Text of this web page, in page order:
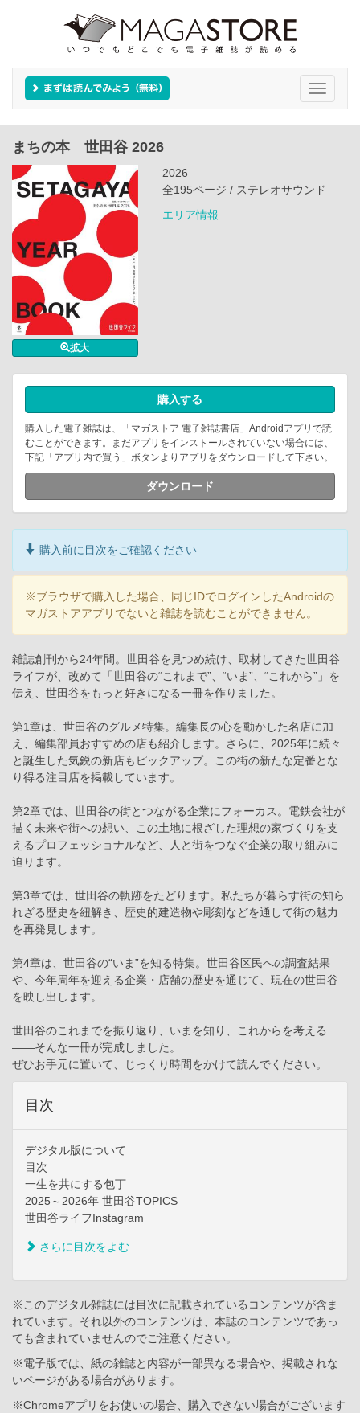
Toggle
まちの本 世田谷 2026
拡大
2026
全195ページ / ステレオサウンド
エリア情報
購入する
購入した電子雑誌は、「マガストア 電子雑誌書店」Androidアプリで読
むことができます。まだアプリをインストールされていない場合には、
下記「アプリ内で買う」ボタンよりアプリをダウンロードして下さい。
ダウンロード
購入前に目次をご確認ください
※ブラウザで購入した場合、同じIDでログインしたAndroidの
マガストアアプリでないと雑誌を読むことができません。
雑誌創刊から24年間。世田谷を見つめ続け、取材してきた世田谷
ライフが、改めて「世田谷の“これまで”、“いま”、“これから”」を
伝え、世田谷をもっと好きになる一冊を作りました。
第1章は、世田谷のグルメ特集。編集長の心を動かした名店に加
え、編集部員おすすめの店も紹介します。さらに、2025年に続々
と誕生した気鋭の新店もピックアップ。この街の新たな定番とな
り得る注目店を掲載しています。
第2章では、世田谷の街とつながる企業にフォーカス。電鉄会社が
描く未来や街への想い、この土地に根ざした理想の家づくりを支
えるプロフェッショナルなど、人と街をつなぐ企業の取り組みに
迫ります。
第3章では、世田谷の軌跡をたどります。私たちが暮らす街の知ら
れざる歴史を紐解き、歴史的建造物や彫刻などを通して街の魅力
を再発見します。
第4章は、世田谷の“いま”を知る特集。世田谷区民への調査結果
や、今年周年を迎える企業・店舗の歴史を通じて、現在の世田谷
を映し出します。
世田谷のこれまでを振り返り、いまを知り、これからを考える
——そんな一冊が完成しました。
ぜひお手元に置いて、じっくり時間をかけて読んでください。
目次
デジタル版について
目次
一生を共にする包丁
2025～2026年 世田谷TOPICS
世田谷ライフInstagram
さらに目次をよむ
※このデジタル雑誌には目次に記載されているコンテンツが含ま
れています。それ以外のコンテンツは、本誌のコンテンツであっ
ても含まれていませんのでご注意ください。
※電子版では、紙の雑誌と内容が一部異なる場合や、掲載されな
いページがある場合があります。
※Chromeアプリをお使いの場合、購入できない場合がございます